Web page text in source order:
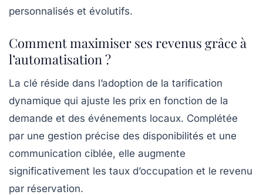
personnalisés et évolutifs.
Comment maximiser ses revenus grâce à
l’automatisation ?
La clé réside dans l’adoption de la tarification
dynamique qui ajuste les prix en fonction de la
demande et des événements locaux. Complétée
par une gestion précise des disponibilités et une
communication ciblée, elle augmente
significativement les taux d’occupation et le revenu
par réservation.